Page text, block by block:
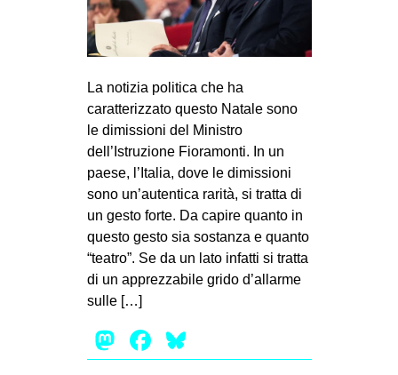
La notizia politica che ha
caratterizzato questo Natale sono
le dimissioni del Ministro
dell’Istruzione Fioramonti. In un
paese, l’Italia, dove le dimissioni
sono un’autentica rarità, si tratta di
un gesto forte. Da capire quanto in
questo gesto sia sostanza e quanto
“teatro”. Se da un lato infatti si tratta
di un apprezzabile grido d’allarme
sulle […]
Mastodon
Facebook